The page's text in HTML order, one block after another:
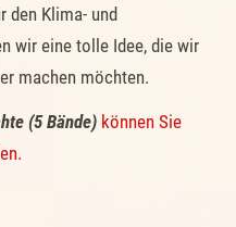
den Klima- und
wir eine tolle Idee, die wir
machen möchten.
(5 Bände) können Sie